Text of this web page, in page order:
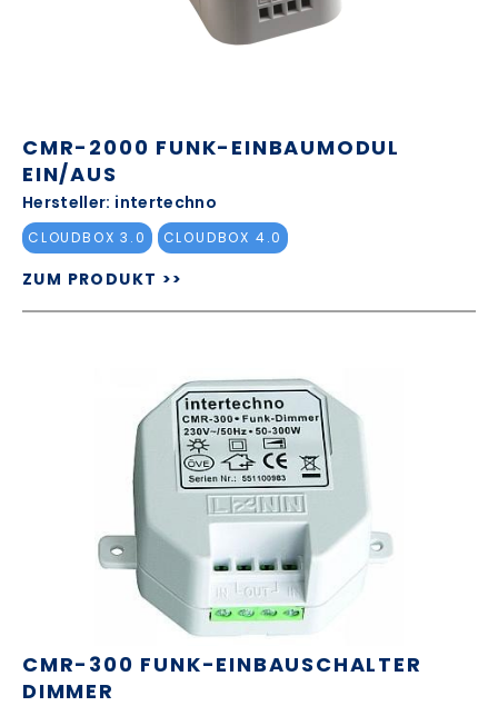
CMR-2000 FUNK-EINBAUMODUL
EIN/AUS
Hersteller: intertechno
CLOUDBOX 3.0 CLOUDBOX 4.0
ZUM PRODUKT >>
CMR-300 FUNK-EINBAUSCHALTER
DIMMER